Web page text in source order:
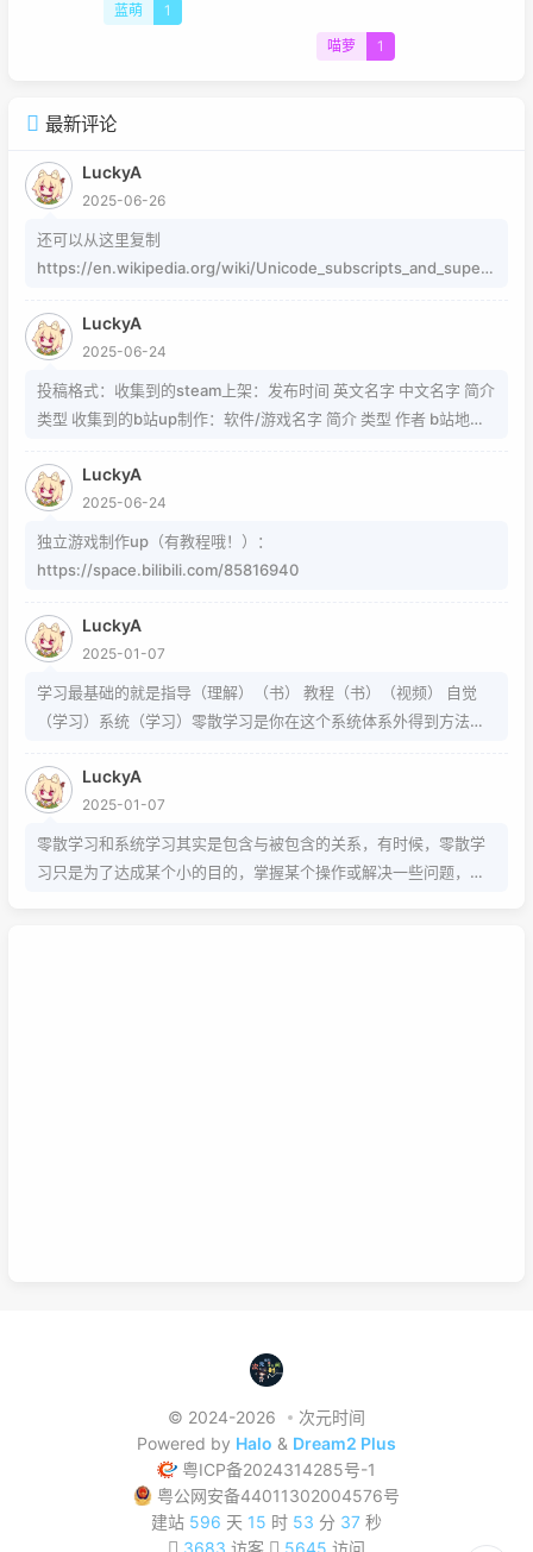
喵萝 1
蓝萌 1
最新评论
LuckyA
2025-06-26
还可以从这里复制
https://en.wikipedia.org/wiki/Unicode_subscripts_and_supers
https://www.jiuwa.net/xzm/ 相关问题可以在这里找到
https://www.zhihu.com/question/54913586/answer/8092801
89 https://www.zhihu.com/question/339693605 事实上用的是
word中的Cambria Math和Helvetica字体弄出来的 但经过试验发
的就不需要我教了 上标:sup 下标:sub 上标:上标文字 下标:下标文字
当然网页中就需要代码了
LuckyA
2025-06-24
投稿格式：收集到的steam上架：发布时间 英文名字 中文名字 简介
类型 收集到的b站up制作：软件/游戏名字 简介 类型 作者 b站地址
LuckyA
2025-06-24
独立游戏制作up（有教程哦！）：
https://space.bilibili.com/85816940
LuckyA
2025-01-07
学习最基础的就是指导（理解）（书） 教程（书）（视频） 自觉
（学习）系统（学习）零散学习是你在这个系统体系外得到方法的
LuckyA
2025-01-07
零散学习和系统学习其实是包含与被包含的关系，有时候，零散学
习只是为了达成某个小的目的，掌握某个操作或解决一些问题，而
© 2024-2026
次元时间
Powered by Halo & Dream2 Plus
粤ICP备2024314285号-1
粤公网安备44011302004576号
建站 596 天 15 时 53 分 37 秒
3683 访客 5645 访问